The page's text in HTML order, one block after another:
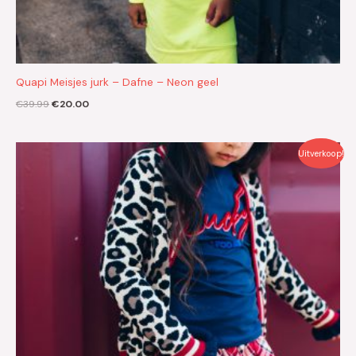
Quapi Meisjes jurk – Dafne – Neon geel
€39.99€20.00
Uitverkoop!
€17.50.